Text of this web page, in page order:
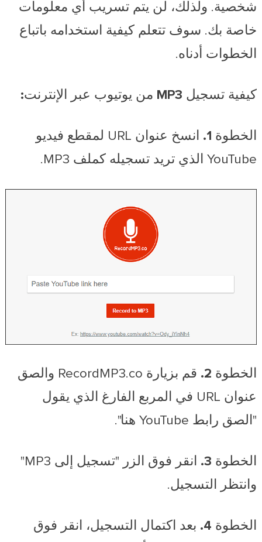
شخصية. ولذلك، لن يتم تسريب أي معلومات
خاصة بك. سوف تتعلم كيفية استخدامه باتباع
الخطوات أدناه.
كيفية تسجيل MP3 من يوتيوب عبر الإنترنت:
الخطوة 1.
انسخ عنوان URL لمقطع فيديو
YouTube الذي تريد تسجيله كملف MP3.
الخطوة 2.
قم بزيارة RecordMP3.co والصق
عنوان URL في المربع الفارغ الذي يقول
"الصق رابط YouTube هنا".
الخطوة 3.
انقر فوق الزر "تسجيل إلى MP3"
وانتظر التسجيل.
الخطوة 4.
بعد اكتمال التسجيل، انقر فوق